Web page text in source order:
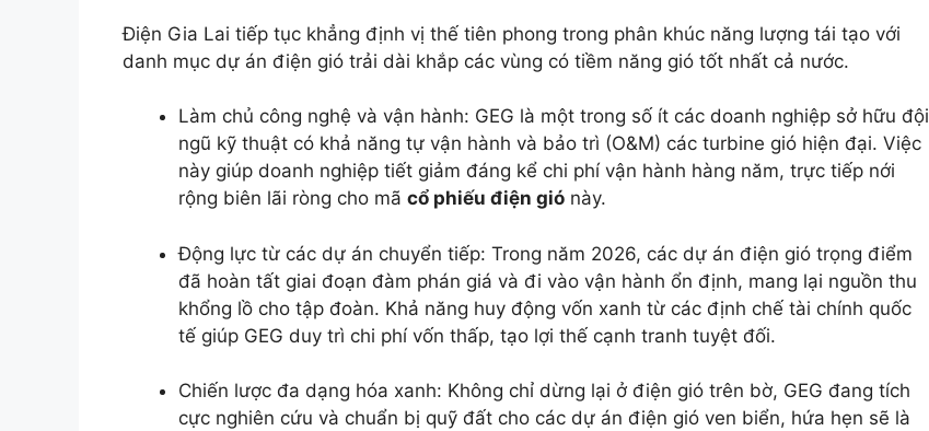
Điện Gia Lai tiếp tục khẳng định vị thế tiên phong trong phân khúc năng lượng tái tạo với
danh mục dự án điện gió trải dài khắp các vùng có tiềm năng gió tốt nhất cả nước.
Làm chủ công nghệ và vận hành: GEG là một trong số ít các doanh nghiệp sở hữu đội
ngũ kỹ thuật có khả năng tự vận hành và bảo trì (O&M) các turbine gió hiện đại. Việc
này giúp doanh nghiệp tiết giảm đáng kể chi phí vận hành hàng năm, trực tiếp nới
rộng biên lãi ròng cho mã cổ phiếu điện gió này.
Động lực từ các dự án chuyển tiếp: Trong năm 2026, các dự án điện gió trọng điểm
đã hoàn tất giai đoạn đàm phán giá và đi vào vận hành ổn định, mang lại nguồn thu
khổng lồ cho tập đoàn. Khả năng huy động vốn xanh từ các định chế tài chính quốc
tế giúp GEG duy trì chi phí vốn thấp, tạo lợi thế cạnh tranh tuyệt đối.
Chiến lược đa dạng hóa xanh: Không chỉ dừng lại ở điện gió trên bờ, GEG đang tích
cực nghiên cứu và chuẩn bị quỹ đất cho các dự án điện gió ven biển, hứa hẹn sẽ là